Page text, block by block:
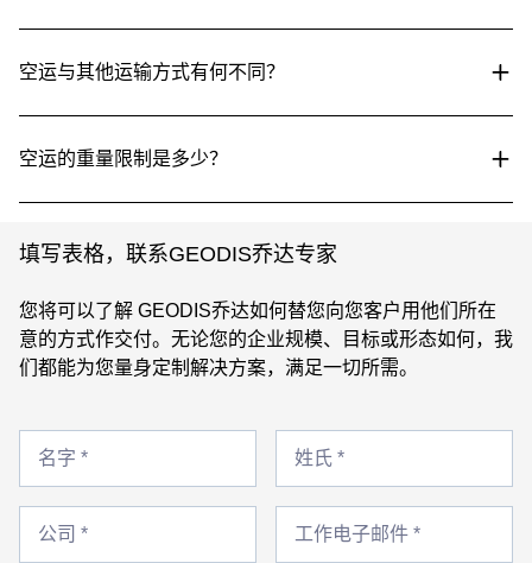
空运与其他运输方式有何不同？
空运的重量限制是多少？
填写表格，联系GEODIS乔达专家
您将可以了解 GEODIS乔达如何替您向您客户用他们所在
意的方式作交付。无论您的企业规模、目标或形态如何，我
们都能为您量身定制解决方案，满足一切所需。
名字 * 姓氏 *
公司 * 工作电子邮件 *